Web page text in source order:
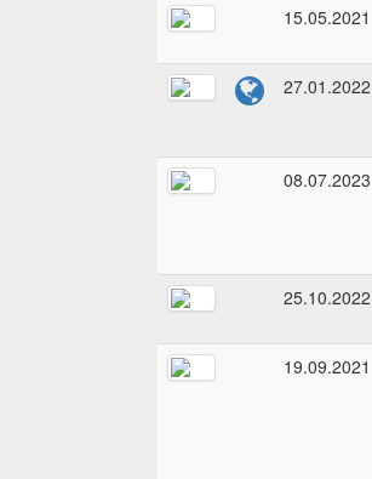
15.05.2021
27.01.2022
08.07.2023
25.10.2022
19.09.2021